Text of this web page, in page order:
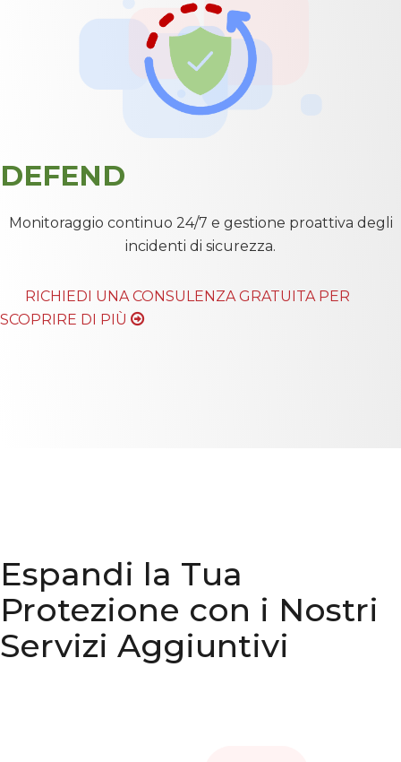
DEFEND
Monitoraggio continuo 24/7 e gestione proattiva degli
incidenti di sicurezza.
RICHIEDI UNA CONSULENZA GRATUITA PER
SCOPRIRE DI PIÙ
Espandi la Tua
Protezione con i Nostri
Servizi Aggiuntivi